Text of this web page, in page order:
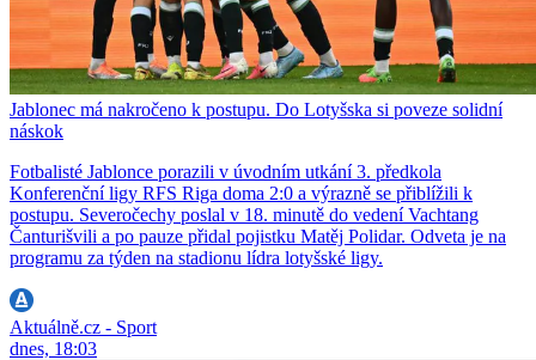
Jablonec má nakročeno k postupu. Do Lotyšska si poveze solidní
náskok
Fotbalisté Jablonce porazili v úvodním utkání 3. předkola
Konferenční ligy RFS Riga doma 2:0 a výrazně se přiblížili k
postupu. Severočechy poslal v 18. minutě do vedení Vachtang
Čanturišvili a po pauze přidal pojistku Matěj Polidar. Odveta je na
programu za týden na stadionu lídra lotyšské ligy.
Aktuálně.cz - Sport
dnes, 18:03